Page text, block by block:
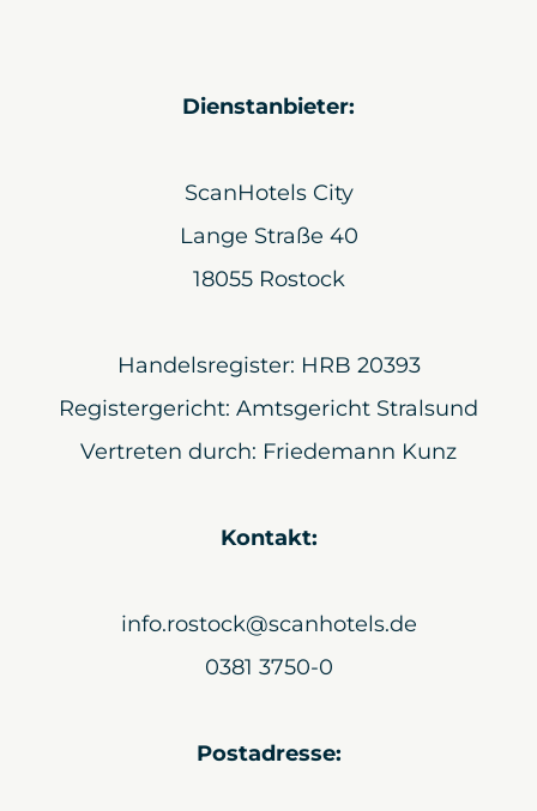
Dienstanbieter:
ScanHotels City
Lange Straße 40
18055 Rostock
Handelsregister: HRB 20393
Registergericht: Amtsgericht Stralsund
Vertreten durch: Friedemann Kunz
Kontakt:
info.rostock@scanhotels.de
0381 3750-0
Postadresse: